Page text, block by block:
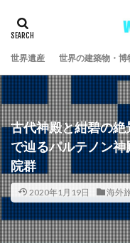
世界遺産 世界の建築物・博
古代神殿と紺碧の
で辿るパルテノン
院群
2020年1月19日 海外